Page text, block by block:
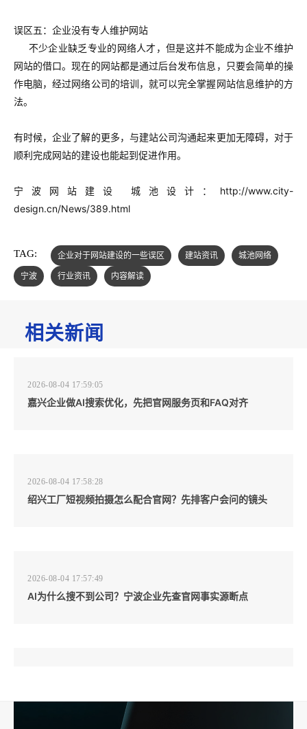
误区五：企业没有专人维护网站
不少企业缺乏专业的网络人才，但是这并不能成为企业不维护
网站的借口。现在的网站都是通过后台发布信息，只要会简单的操
作电脑，经过网络公司的培训，就可以完全掌握网站信息维护的方
法。
有时候，企业了解的更多，与建站公司沟通起来更加无障碍，对于
顺利完成网站的建设也能起到促进作用。
宁波网站建设 城池设计： http://www.city-
design.cn/News/389.html
TAG: 企业对于网站建设的一些误区 建站资讯
城池网络
宁波
行业资讯 内容解读
相关新闻
2026-08-04 17:59:05
嘉兴企业做AI搜索优化，先把官网服务页和FAQ对齐
2026-08-04 17:58:28
绍兴工厂短视频拍摄怎么配合官网？先排客户会问的镜头
2026-08-04 17:57:49
AI为什么搜不到公司？宁波企业先查官网事实源断点